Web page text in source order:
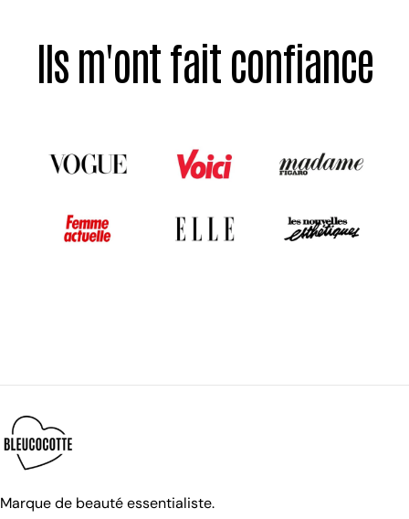
Ils m'ont fait confiance
Marque de beauté essentialiste.